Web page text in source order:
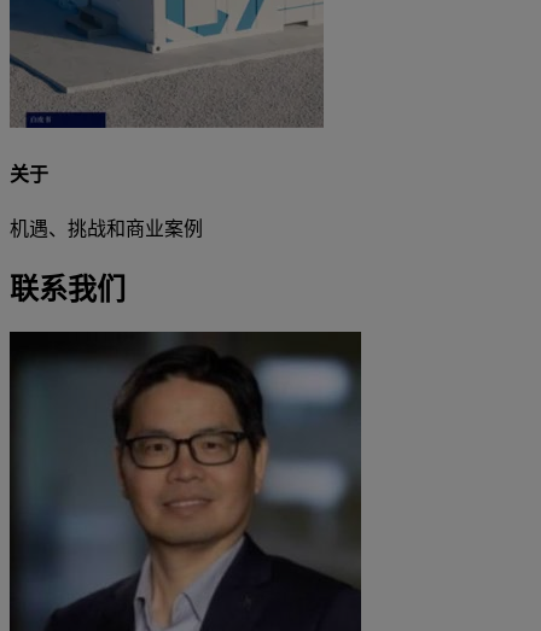
关于
机遇、挑战和商业案例
联系我们